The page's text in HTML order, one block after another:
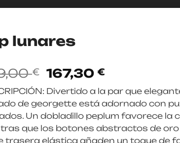
lunares
€
El
precio
original
era:
239,00 €.
167,30 €
actual
es:
167,30 €.
Divertido a la par que
de georgette está adornado con
Un dobladillo peplum favorece la
que los botones abstractos de oro
trasera elástica añaden un toque de